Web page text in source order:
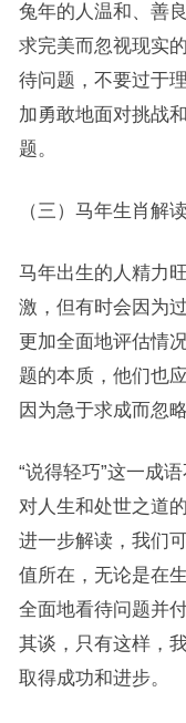
兔年的人温和、善
求完美而忽视现实
待问题，不要过于
加勇敢地面对挑战
题。
（三）马年生肖解读
马年出生的人精力
激，但有时会因为
更加全面地评估情
题的本质，他们也
因为急于求成而忽
“说得轻巧”这一成
对人生和处世之道
进一步解读，我们
值所在，无论是在
全面地看待问题并
其谈，只有这样，
取得成功和进步。